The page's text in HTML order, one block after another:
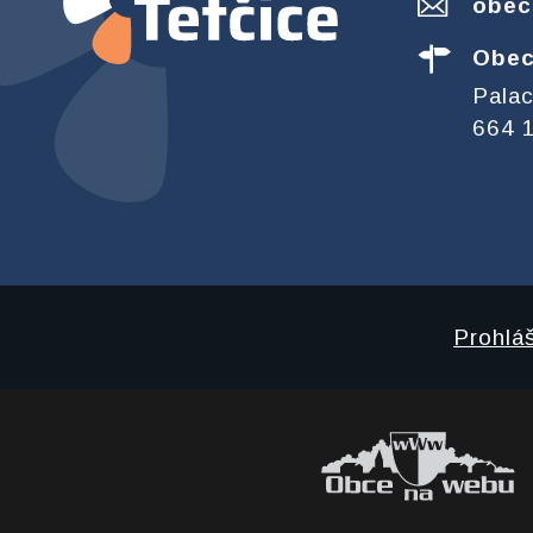
664